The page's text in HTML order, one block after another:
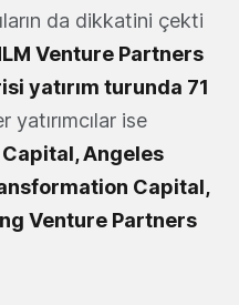
da dikkatini çekti
Venture Partners
yatırım turunda 71
yatırımcılar ise
Angeles
Capital,
Venture Partners